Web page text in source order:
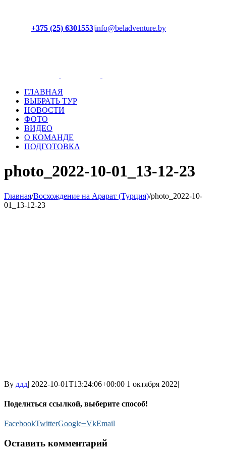
+375 (25) 6301553|info@beladventure.by
ГЛАВНАЯ
ВЫБРАТЬ ТУР
НОВОСТИ
ФОТО
ВИДЕО
О КОМАНДЕ
ПОДГОТОВКА
photo_2022-10-01_13-12-23
Главная/Восхождение на Арарат (Турция)/photo_2022-10-
01_13-12-23
By ддд| 2022-10-01T13:24:06+00:00 1 октября 2022|
Поделиться ссылкой, выберите способ!
FacebookTwitterGoogle+VkEmail
Оставить комментарий